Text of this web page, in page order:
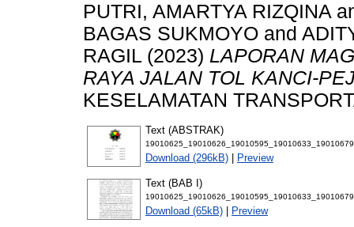
PUTRI, AMARTYA RIZQINA
BAGAS SUKMOYO and
RAGIL (2023) LAPORAN
RAYA JALAN TOL KANCI-
KESELAMATAN
Text (ABSTRAK)
Download (296kB) Preview
Text (BAB I)
Download (65kB) Preview